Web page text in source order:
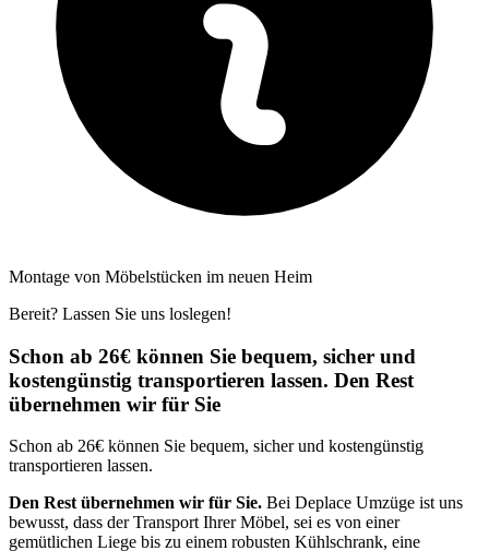
Montage von Möbelstücken im neuen Heim
Bereit? Lassen Sie uns loslegen!
Schon ab 26€ können Sie bequem, sicher und
kostengünstig transportieren lassen. Den Rest
übernehmen wir für Sie
Schon ab 26€ können Sie bequem, sicher und kostengünstig
transportieren lassen.
Den Rest übernehmen wir für Sie. Bei Deplace Umzüge ist uns
bewusst, dass der Transport Ihrer Möbel, sei es von einer
gemütlichen Liege bis zu einem robusten Kühlschrank, eine